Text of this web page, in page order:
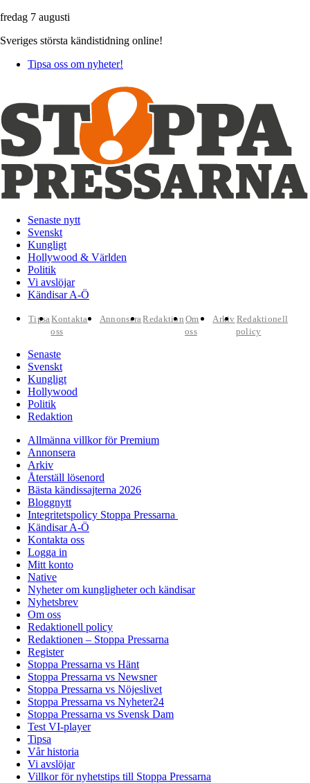
fredag 7 augusti
Sveriges största kändistidning online!
Tipsa oss om nyheter!
Senaste nytt
Svenskt
Kungligt
Hollywood & Världen
Politik
Vi avslöjar
Kändisar A-Ö
TipsaKontakta
oss
AnnonseraRedaktion Om
oss
Arkiv Redaktionell
policy
Senaste
Svenskt
Kungligt
Hollywood
Politik
Redaktion
Allmänna villkor för Premium
Annonsera
Arkiv
Återställ lösenord
Bästa kändissajterna 2026
Bloggnytt
Integritetspolicy Stoppa Pressarna
Kändisar A-Ö
Kontakta oss
Logga in
Mitt konto
Native
Nyheter om kungligheter och kändisar
Nyhetsbrev
Om oss
Redaktionell policy
Redaktionen – Stoppa Pressarna
Register
Stoppa Pressarna vs Hänt
Stoppa Pressarna vs Newsner
Stoppa Pressarna vs Nöjeslivet
Stoppa Pressarna vs Nyheter24
Stoppa Pressarna vs Svensk Dam
Test VI-player
Tipsa
Vår historia
Vi avslöjar
Villkor för nyhetstips till Stoppa Pressarna